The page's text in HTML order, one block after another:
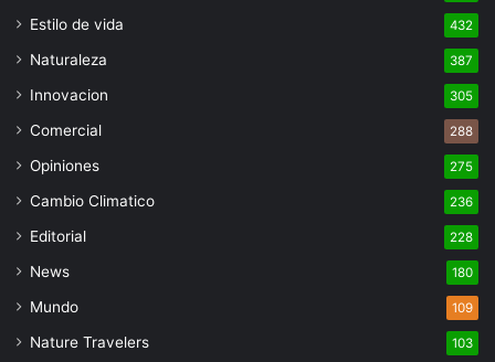
Estilo de vida 432
Naturaleza 387
Innovacion 305
Comercial 288
Opiniones 275
Cambio Climatico 236
Editorial 228
News 180
Mundo 109
Nature Travelers 103